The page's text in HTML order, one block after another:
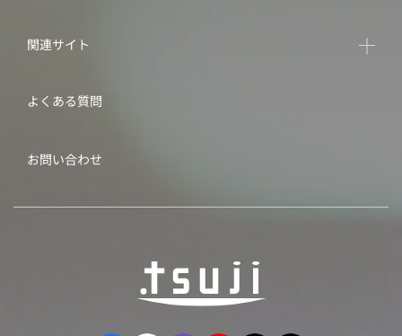
関連サイト
よくある質問
お問い合わせ